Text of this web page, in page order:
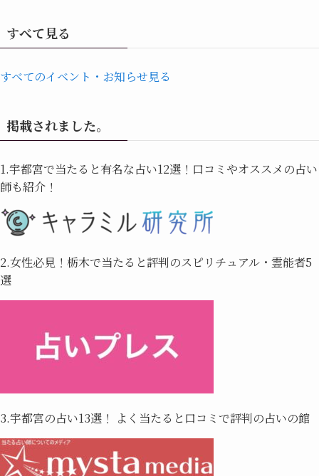
すべて見る
すべてのイベント・お知らせ見る
掲載されました。
1.宇都宮で当たると有名な占い12選！口コミやオススメの占い
師も紹介！
2.女性必見！栃木で当たると評判のスピリチュアル・霊能者5
選
3.宇都宮の占い13選！ よく当たると口コミで評判の占いの館